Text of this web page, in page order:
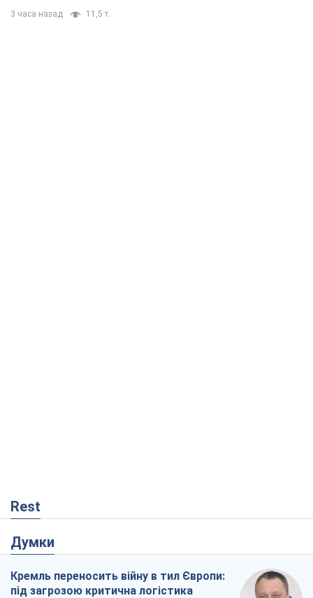
3 часа назад 11,5 т.
Rest
Думки
Кремль переносить війну в тил Європи:
під загрозою критична логістика